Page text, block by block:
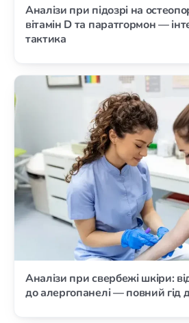
Аналізи при підозрі на
вітамін D та паратгормон —
тактика
Аналізи при свербежі шкіри:
до алергопанелі — повний гід